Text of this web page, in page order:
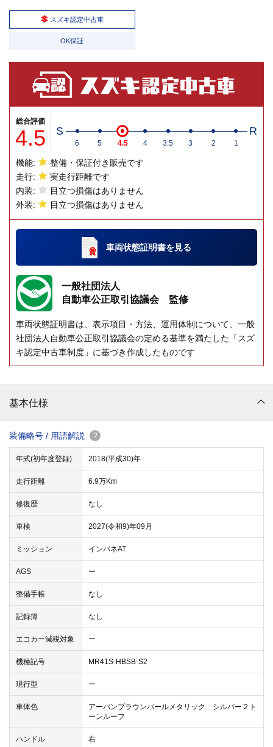
スズキ認定中古車
OK保証
総合評価
4.5 S R
6 5 4.5 4 3.5 3 2 1
機能:
整備・保証付き販売です
走行:
実走行距離です
内装:
目立つ損傷はありません
外装:
目立つ損傷はありません
車両状態証明書を見る
一般社団法人
自動車公正取引協議会 監修
車両状態証明書は、表示項目・方法、運用体制について、一般
社団法人自動車公正取引協議会の定める基準を満たした「スズ
キ認定中古車制度」に基づき作成したものです
基本仕様
装備略号 / 用語解説 ?
年式(初年度登録) 2018(平成30)年
走行距離 6.9万Km
修復歴 なし
車検 2027(令和9)年09月
ミッション インパネAT
AGS ー
整備手帳 なし
記録簿 なし
エコカー減税対象 ー
機種記号 MR41S-HBSB-S2
現行型 ー
車体色
アーバンブラウンパールメタリック シルバー２ト
ーンルーフ
ハンドル 右